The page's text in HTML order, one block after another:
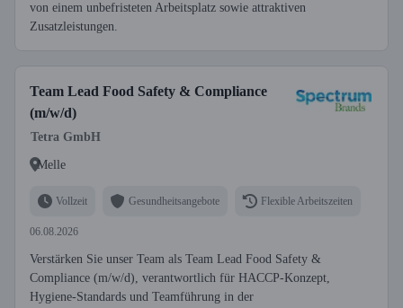
von einem unbefristeten Arbeitsplatz sowie attraktiven
Zusatzleistungen.
Team Lead Food Safety & Compliance
(m/w/d)
Tetra GmbH
Melle
Vollzeit Gesundheitsangebote Flexible Arbeitszeiten
06.08.2026
Verstärken Sie unser Team als Team Lead Food Safety &
Compliance (m/w/d), verantwortlich für HACCP-Konzept,
Hygiene-Standards und Teamführung in der